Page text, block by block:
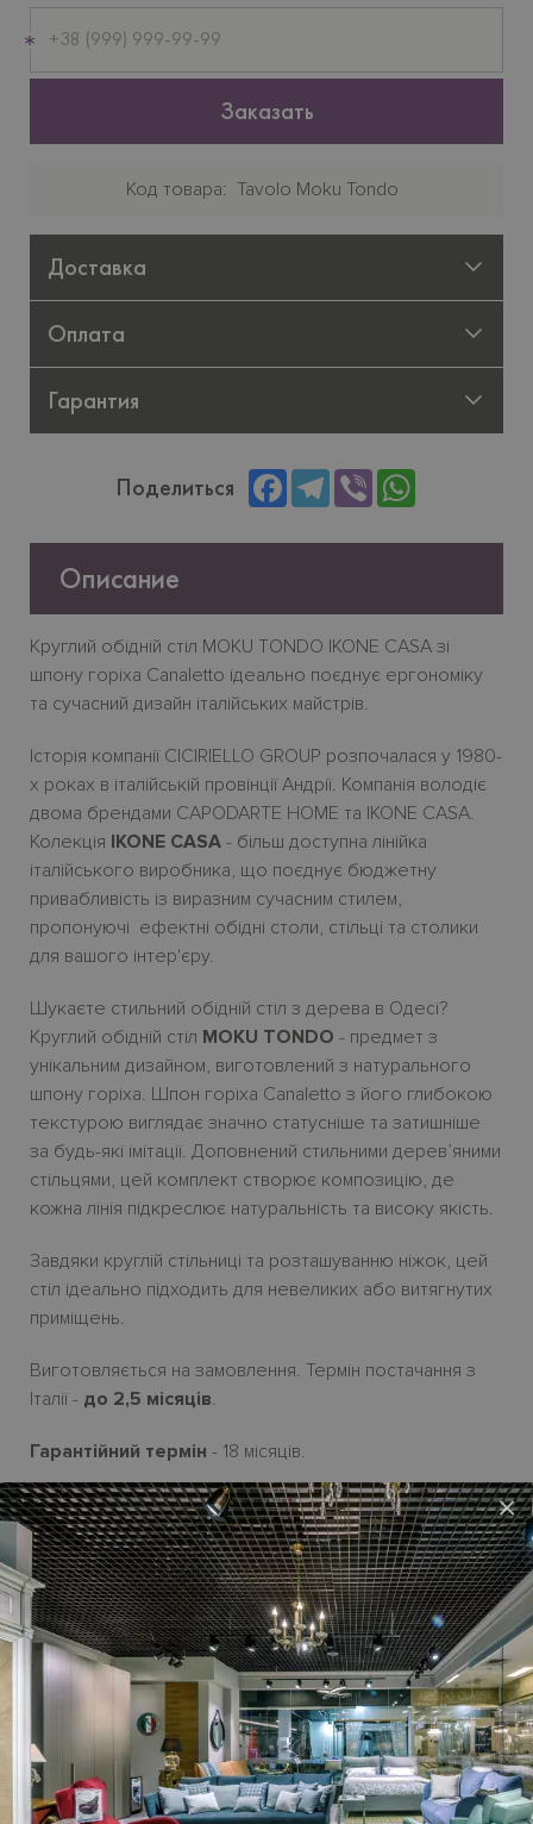
×
телефон
Заказать
Код товара Tavolo Moku Tondo
Доставка
Оплата
Гарантия
Поделиться FacebookTelegram
Viber
Описание
Круглий обідній стіл MOKU TONDO IKONE CASA зі
шпону горіха Canaletto ідеально поєднує ергономіку
та сучасний дизайн італійських майстрів.
Історія компанії CICIRIELLO GROUP розпочалася у 1980-
х роках в італійській провінції Андрії. Компанія володіє
двома брендами CAPODARTE HOME та IKONE CASA.
Колекція IKONE CASA - більш доступна лінійка
італійського виробника, що поєднує бюджетну
привабливість із виразним сучасним стилем,
пропонуючі ефектні обідні столи, стільці та столики
для вашого інтер'єру.
Шукаєте стильний обідній стіл з дерева в Одесі?
Круглий обідній стіл MOKU TONDO - предмет з
унікальним дизайном, виготовлений з натурального
шпону горіха. Шпон горіха Canaletto з його глибокою
текстурою виглядає значно статусніше та затишніше
за будь-які імітації. Доповнений стильними деревʼяними
стільцями, цей комплект створює композицію, де
кожна лінія підкреслює натуральність та високу якість.
Завдяки круглій стільниці та розташуванню ніжок, цей
стіл ідеально підходить для невеликих або витягнутих
приміщень.
Виготовляється на замовлення. Термін постачання з
Італії - до 2,5 місяців.
Гарантійний термін - 18 місяців.
Характеристики
Бренд CICIERELLO GROUP
виробник
Стиль Сучасний